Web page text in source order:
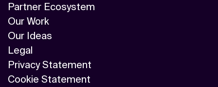
Partner Ecosystem
Our Work
Our Ideas
Legal
Privacy Statement
Cookie Statement